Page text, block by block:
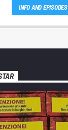
INFO AND EPISODES